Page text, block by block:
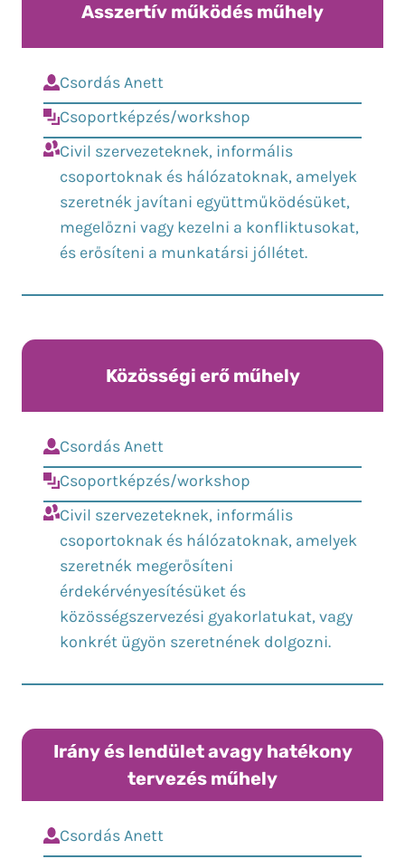
Asszertív működés műhely
Csordás Anett
Csoportképzés/workshop
Civil szervezeteknek, informális
csoportoknak és hálózatoknak, amelyek
szeretnék javítani együttműködésüket,
megelőzni vagy kezelni a konfliktusokat,
és erősíteni a munkatársi jóllétet.
Közösségi erő műhely
Csordás Anett
Csoportképzés/workshop
Civil szervezeteknek, informális
csoportoknak és hálózatoknak, amelyek
szeretnék megerősíteni
érdekérvényesítésüket és
közösségszervezési gyakorlatukat, vagy
konkrét ügyön szeretnének dolgozni.
Irány és lendület avagy hatékony
tervezés műhely
Csordás Anett